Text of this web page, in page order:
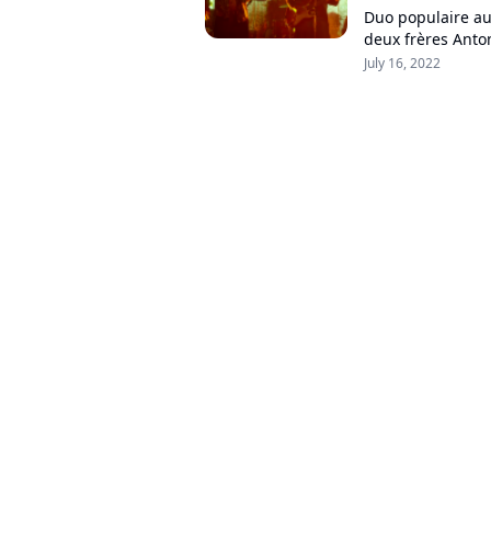
Duo populaire
deux frères
de l'été avec sa
July 16, 2022